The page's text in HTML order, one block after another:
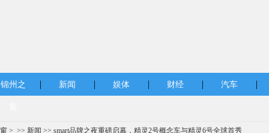
锦州之 | 新闻 | 娱体 | 财经 | 汽车 |
窗 > >> 新闻 >> smart品牌之夜重磅启幕，精灵2号概念车与精灵6号全球首秀